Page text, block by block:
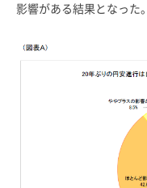
影響がある結果となった。